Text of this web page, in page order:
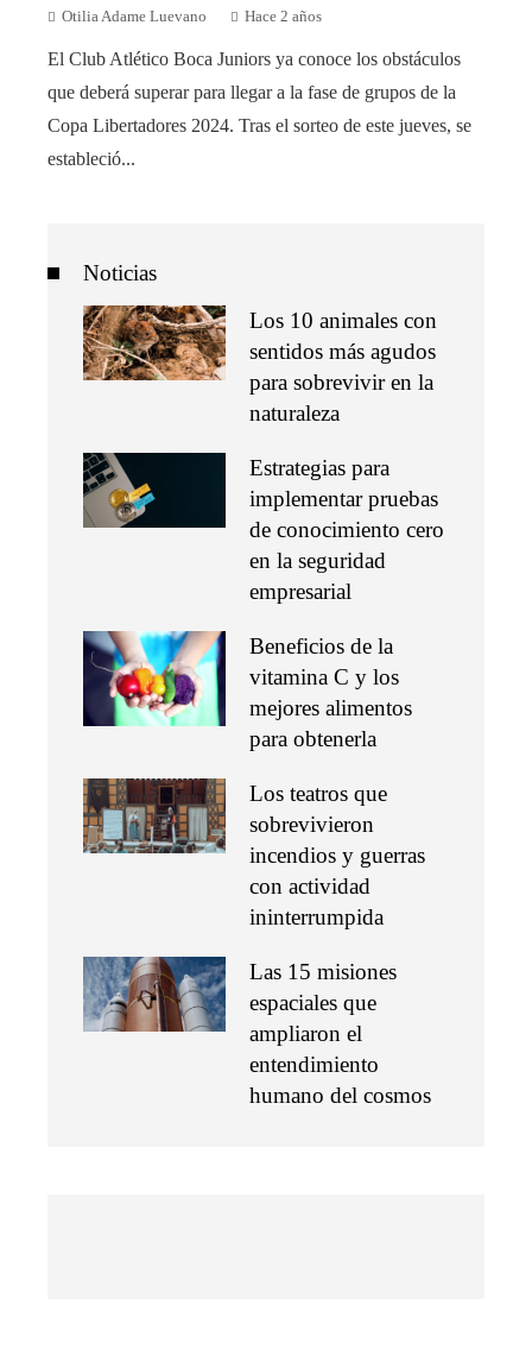
Otilia Adame Luevano Hace 2 años
El Club Atlético Boca Juniors ya conoce los obstáculos
que deberá superar para llegar a la fase de grupos de la
Copa Libertadores 2024. Tras el sorteo de este jueves, se
estableció...
Noticias
Los 10 animales con
sentidos más agudos
para sobrevivir en la
naturaleza
Estrategias para
implementar pruebas
de conocimiento cero
en la seguridad
empresarial
Beneficios de la
vitamina C y los
mejores alimentos
para obtenerla
Los teatros que
sobrevivieron
incendios y guerras
con actividad
ininterrumpida
Las 15 misiones
espaciales que
ampliaron el
entendimiento
humano del cosmos